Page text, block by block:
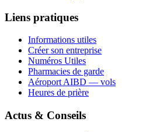
Liens pratiques
Informations utiles
Créer son entreprise
Numéros Utiles
Pharmacies de garde
Aéroport AIBD — vols
Heures de prière
Actus & Conseils